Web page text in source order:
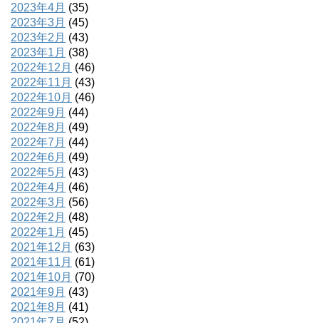
2023年4月 (35)
2023年3月 (45)
2023年2月 (43)
2023年1月 (38)
2022年12月 (46)
2022年11月 (43)
2022年10月 (46)
2022年9月 (44)
2022年8月 (49)
2022年7月 (44)
2022年6月 (49)
2022年5月 (43)
2022年4月 (46)
2022年3月 (56)
2022年2月 (48)
2022年1月 (45)
2021年12月 (63)
2021年11月 (61)
2021年10月 (70)
2021年9月 (43)
2021年8月 (41)